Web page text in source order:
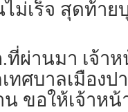
ม่เร็จ สุดท้า
ที่ผ่านมา เจ้า
ศบาลเมืองป
ขอให้เจ้าหน้